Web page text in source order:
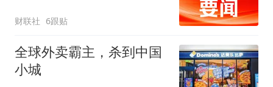
算力、CPO等行业
财联社 6跟贴
全球外卖霸主，杀到中国
小城